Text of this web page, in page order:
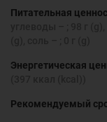
Питательная
Энергетическая
Рекомендуемый